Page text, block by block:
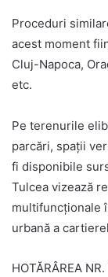
Proceduri
acest moment
Cluj-Napoca,
etc.
Pe terenurile
parcări, spații
fi disponibile
Tulcea vizează
multifuncționale
urbană a
HOTĂRÂREA